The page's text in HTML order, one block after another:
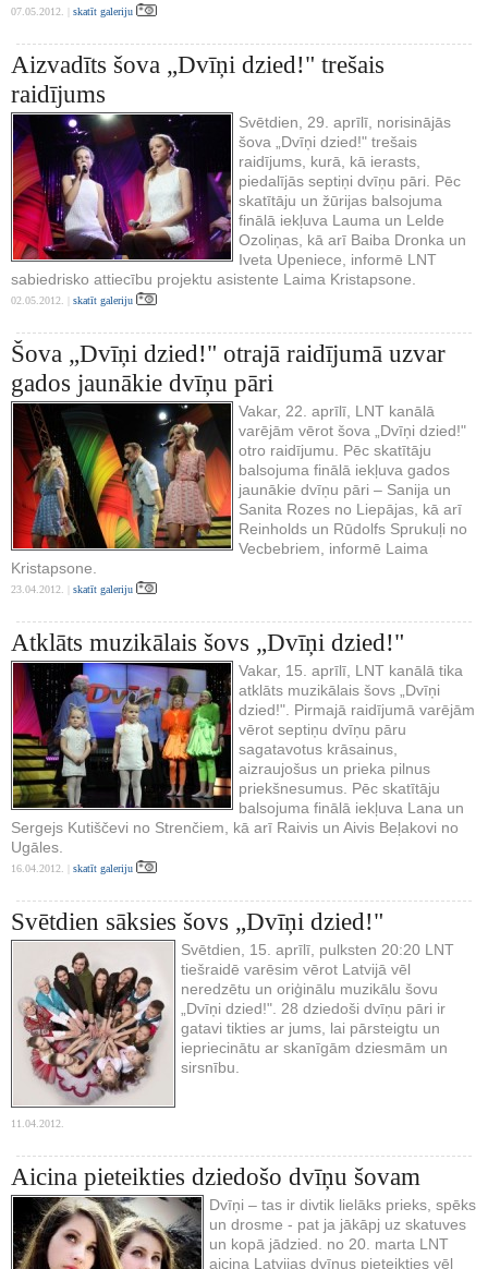
07.05.2012. | skatīt galeriju
Aizvadīts šova „Dvīņi dzied!" trešais
raidījums
Svētdien, 29. aprīlī, norisinājās
šova „Dvīņi dzied!" trešais
raidījums, kurā, kā ierasts,
piedalījās septiņi dvīņu pāri. Pēc
skatītāju un žūrijas balsojuma
finālā iekļuva Lauma un Lelde
Ozoliņas, kā arī Baiba Dronka un
Iveta Upeniece, informē LNT
sabiedrisko attiecību projektu asistente Laima Kristapsone.
02.05.2012. | skatīt galeriju
Šova „Dvīņi dzied!" otrajā raidījumā uzvar
gados jaunākie dvīņu pāri
Vakar, 22. aprīlī, LNT kanālā
varējām vērot šova „Dvīņi dzied!"
otro raidījumu. Pēc skatītāju
balsojuma finālā iekļuva gados
jaunākie dvīņu pāri – Sanija un
Sanita Rozes no Liepājas, kā arī
Reinholds un Rūdolfs Sprukuļi no
Vecbebriem, informē Laima
Kristapsone.
23.04.2012. | skatīt galeriju
Atklāts muzikālais šovs „Dvīņi dzied!"
Vakar, 15. aprīlī, LNT kanālā tika
atklāts muzikālais šovs „Dvīņi
dzied!". Pirmajā raidījumā varējām
vērot septiņu dvīņu pāru
sagatavotus krāsainus,
aizraujošus un prieka pilnus
priekšnesumus. Pēc skatītāju
balsojuma finālā iekļuva Lana un
Sergejs Kutiščevi no Strenčiem, kā arī Raivis un Aivis Beļakovi no
Ugāles.
16.04.2012. | skatīt galeriju
Svētdien sāksies šovs „Dvīņi dzied!"
Svētdien, 15. aprīlī, pulksten 20:20 LNT
tiešraidē varēsim vērot Latvijā vēl
neredzētu un oriģinālu muzikālu šovu
„Dvīņi dzied!". 28 dziedoši dvīņu pāri ir
gatavi tikties ar jums, lai pārsteigtu un
iepriecinātu ar skanīgām dziesmām un
sirsnību.
11.04.2012.
Aicina pieteikties dziedošo dvīņu šovam
Dvīņi – tas ir divtik lielāks prieks, spēks
un drosme - pat ja jākāpj uz skatuves
un kopā jādzied. no 20. marta LNT
aicina Latvijas dvīņus pieteikties vēl